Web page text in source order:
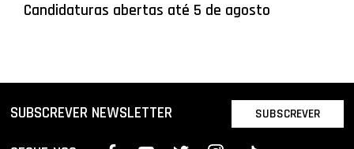
Candidaturas abertas até 5 de agosto
SUBSCREVER NEWSLETTER SUBSCREVER